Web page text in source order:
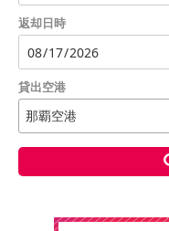
返却日時
貸出空港